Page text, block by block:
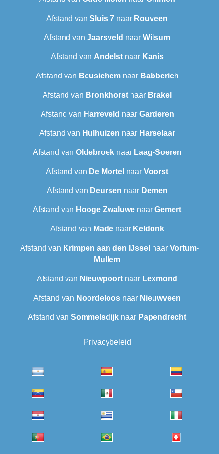
Afstand van Sluis 7 naar Rouveen
Afstand van Jaarsveld naar Wilsum
Afstand van Andelstnaar Kanis
Afstand van Beusichemnaar Babberich
Afstand van Bronkhorst naar Brakel
Afstand van Harreveld naar Garderen
Afstand van Hulhuizen naar Harselaar
Afstand van Oldebroeknaar Laag-Soeren
Afstand van De Mortel naar Voorst
Afstand van Deursen naar Demen
Afstand van Hooge Zwaluwe naar Gemert
Afstand van Madenaar Keldonk
Afstand van Krimpen aan den IJssel naar Vortum-
Mullem
Afstand van Nieuwpoort naar Lexmond
Afstand van Noordeloos naar Nieuwveen
Afstand van Sommelsdijk naar Papendrecht
Privacybeleid